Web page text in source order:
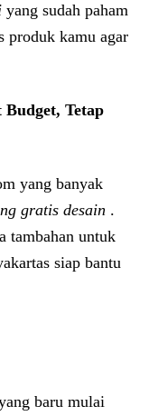
yang sudah paham
produk kamu agar
Tetap
yang banyak
gratis desain .
tambahan untuk
siap bantu
baru mulai